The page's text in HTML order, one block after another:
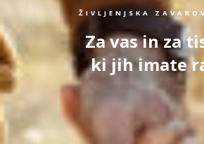
ŽIVLJENJSKA
Za vas in za
ki jih imate